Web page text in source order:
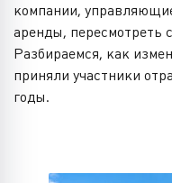
компании,
аренды, пересмотреть
Разбираемся, как
приняли участники
годы.